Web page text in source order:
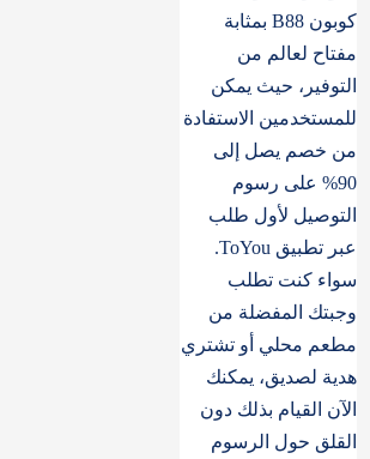
كوبون B88 بمثابة
مفتاح لعالم من
التوفير، حيث يمكن
للمستخدمين الاستفادة
من خصم يصل إلى
90% على رسوم
التوصيل لأول طلب
عبر تطبيق ToYou.
سواء كنت تطلب
وجبتك المفضلة من
مطعم محلي أو تشتري
هدية لصديق، يمكنك
الآن القيام بذلك دون
القلق حول الرسوم